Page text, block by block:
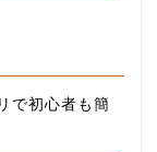
で初心者も簡